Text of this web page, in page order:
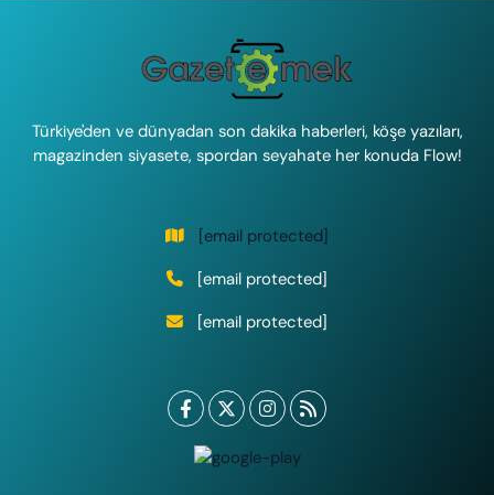
Türkiye'den ve dünyadan son dakika haberleri, köşe yazıları,
magazinden siyasete, spordan seyahate her konuda Flow!
[email protected]
[email protected]
[email protected]